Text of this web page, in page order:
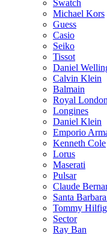
Swatch
Michael Kors
Guess
Casio
Seiko
Tissot
Daniel
Calvin Klein
Balmain
Royal London
Longines
Daniel Klein
Emporio
Kenneth Cole
Lorus
Maserati
Pulsar
Claude
Santa
Tommy
Sector
Ray Ban